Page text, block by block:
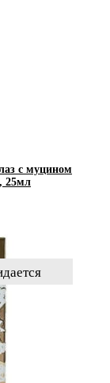
с муцином
25мл